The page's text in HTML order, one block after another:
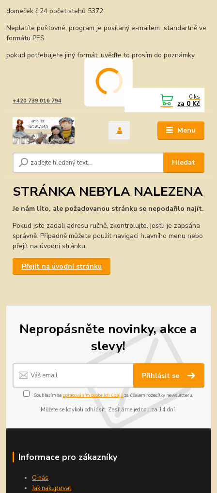
domeček č.24 počet stehů 5372
Neplatíte poštovné, program je posílaný e-mailem standartně ve
formátu PES
pokud potřebujete jiný formát, uvěďte to prosím do poznámky
Menu
Hledat
+420 739 016 794 0 ks
za 0 Kč
STRÁNKA NEBYLA NALEZENA
Je nám líto, ale požadovanou stránku se nepodařilo najít.
Pokud jste zadali adresu ručně, zkontrolujte, jestli je zapsána
správně. Případně můžete použít navigaci hlavního menu nebo
přejít na úvodní stránku.
Přejít na úvodní stránku
Nepropásněte novinky, akce a
slevy!
Přihlásit se
Souhlasím se zpracováním osobních údajů za účelem rozesílky newsletteru.
Můžete se kdykoli odhlásit. Zasíláme jednou za 14 dní.
Informace pro zákazníky
O nás
Jak nakupovat